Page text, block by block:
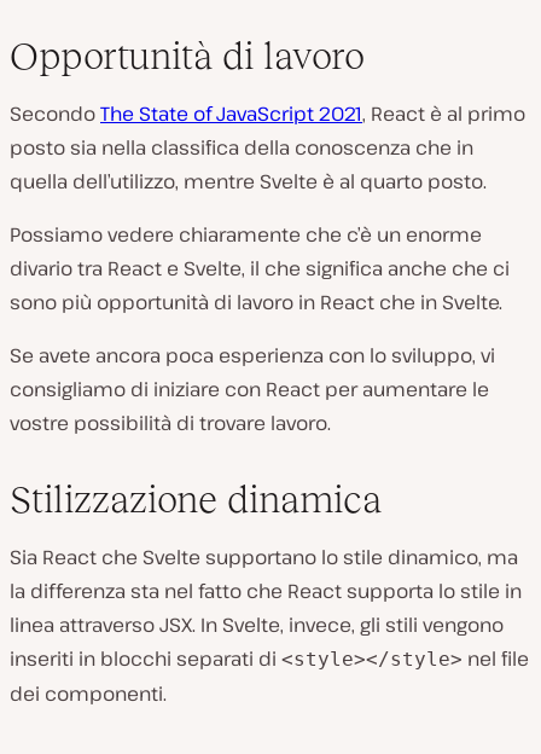
Opportunità di lavoro
SecondoThe State of JavaScript 2021, React è al primo
posto sia nella classifica della conoscenza che in
quella dell’utilizzo, mentre Svelte è al quarto posto.
Possiamo vedere chiaramente che c’è un enorme
divario tra React e Svelte, il che significa anche che ci
sono più opportunità di lavoro in React che in Svelte.
Se avete ancora poca esperienza con lo sviluppo, vi
consigliamo di iniziare con React per aumentare le
vostre possibilità di trovare lavoro.
Stilizzazione dinamica
Sia React che Svelte supportano lo stile dinamico, ma
la differenza sta nel fatto che React supporta lo stile in
linea attraverso JSX. In Svelte, invece, gli stili vengono
inseriti in blocchi separati di <style></style> nel file
dei componenti.